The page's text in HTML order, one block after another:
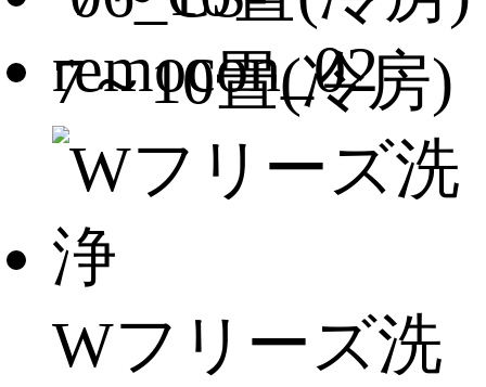
7～10畳(冷房)
Wフリーズ洗